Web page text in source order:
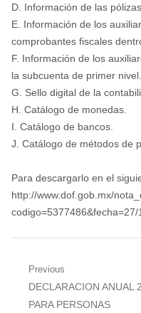
D. Información de las
E. Información de los
comprobantes fiscales
F. Información de los
la subcuenta de primer nivel.
G. Sello digital de la
H. Catálogo de monedas.
I. Catálogo de bancos.
J. Catálogo de métodos de
Para descargarlo en el
http://www.dof.gob.mx/
codigo=5377486&fecha=27/
Navegación
Previous
Previous
post:
DECLARACION ANUAL
PARA PERSONAS